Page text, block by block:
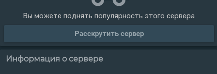
Вы можете поднять популярность этого сервера
Расскрутить сервер
Информация о сервере